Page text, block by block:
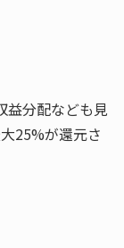
益分配なども見
25%が還元さ